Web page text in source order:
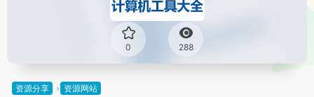
0 288
资源分享 资源网站